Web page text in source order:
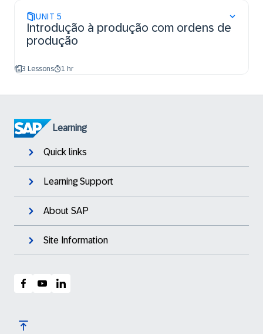
UNIT 5
Introdução à produção com ordens de
produção
3 Lessons 1 hr
Learning
Quick links
Learning Support
About SAP
Site Information